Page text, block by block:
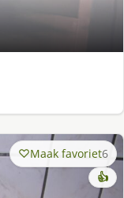
Maak favoriet6
👍